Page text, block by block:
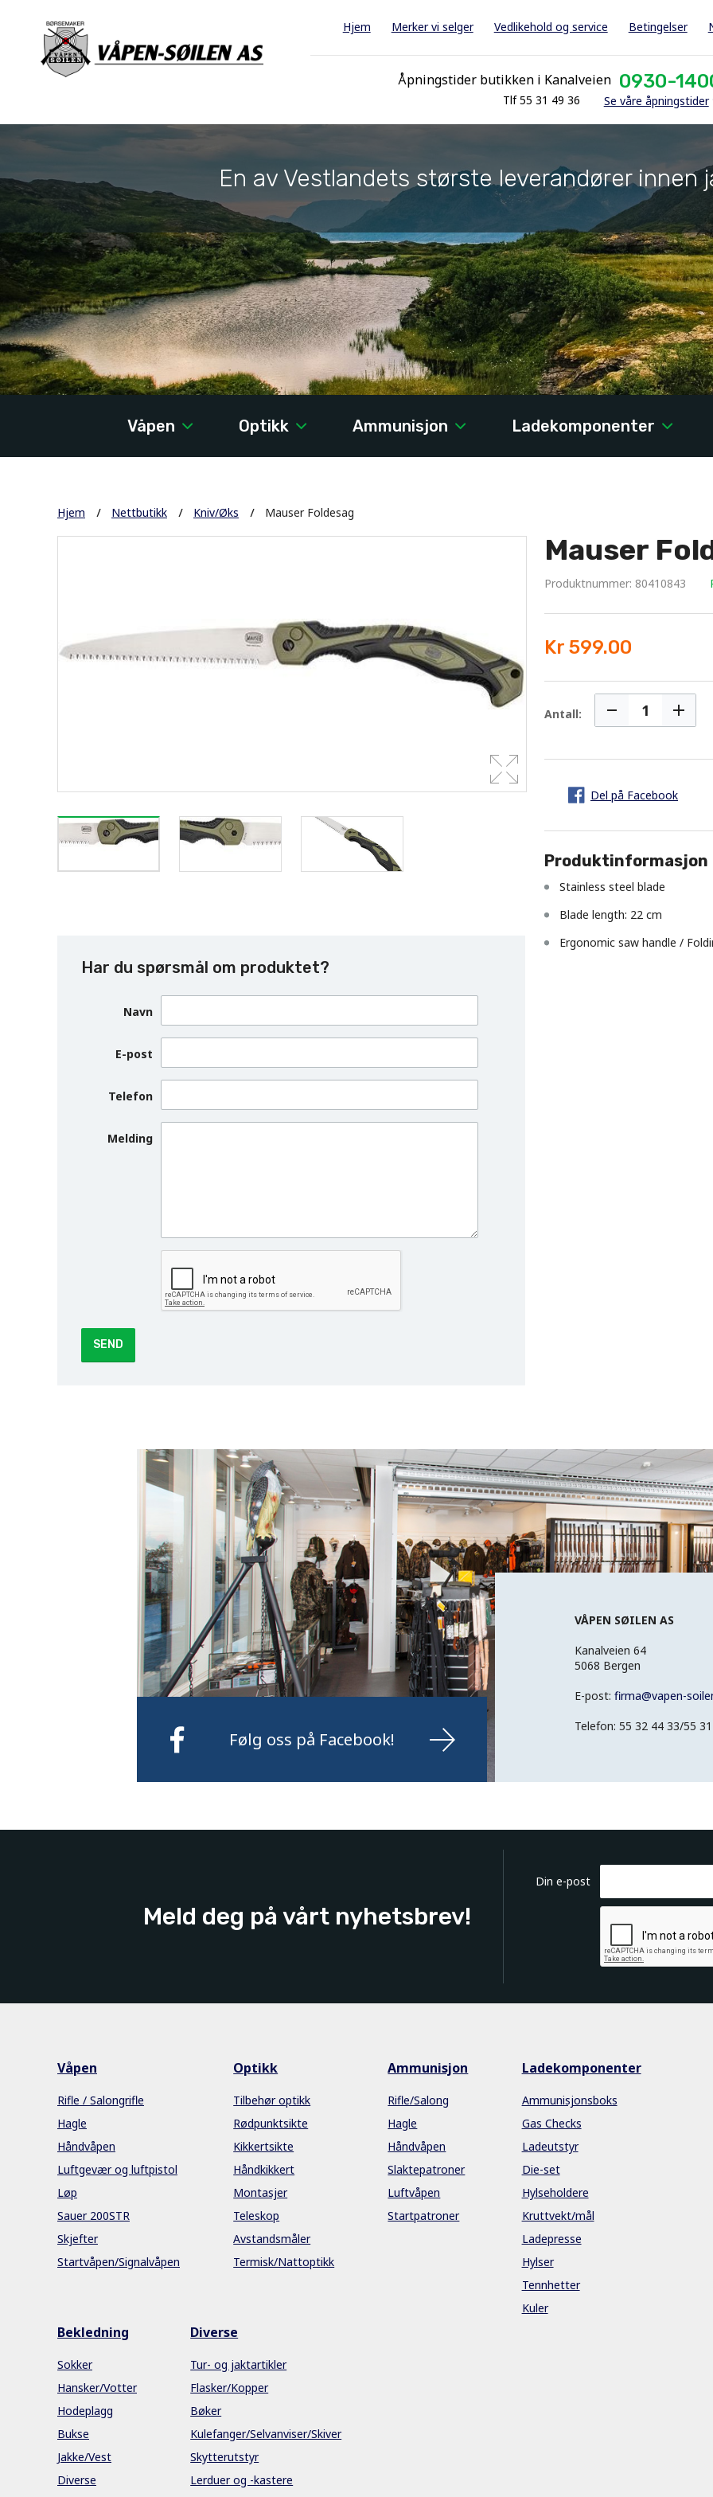
Hjem Merker vi selger Vedlikehold og service Betingelser
Åpningstider butikken i Kanalveien 0930-
Tlf 55 31 49 36 Se våre åpningstider
En av Vestlandets største leverandører innen
Våpen Optikk Ammunisjon Ladekomponenter
Hjem Nettbutikk Kniv/Øks Mauser Foldesag
Har du spørsmål om produktet?
Navn
E-post
Telefon
Melding
SEND
Mauser
Produktnummer: 80410843
Kr 599.00
Antall:
Del på Facebook
Produktinformasjon
Stainless steel blade
Blade length: 22 cm
Ergonomic saw handle /
Følg oss på Facebook!
VÅPEN SØILEN AS
Kanalveien 64
5068 Bergen
E-post: firma@vapen-
Telefon: 55 32 44 33/55
Meld deg på vårt nyhetsbrev!
Din e-post
Våpen
Rifle / Salongrifle
Hagle
Håndvåpen
Luftgevær og luftpistol
Løp
Sauer 200STR
Skjefter
Startvåpen/Signalvåpen
Optikk
Tilbehør optikk
Rødpunktsikte
Kikkertsikte
Håndkikkert
Montasjer
Teleskop
Avstandsmåler
Termisk/Nattoptikk
Ammunisjon
Rifle/Salong
Hagle
Håndvåpen
Slaktepatroner
Luftvåpen
Startpatroner
Ladekomponenter
Ammunisjonsboks
Gas Checks
Ladeutstyr
Die-set
Hylseholdere
Kruttvekt/mål
Ladepresse
Hylser
Tennhetter
Kuler
Bekledning
Sokker
Hansker/Votter
Hodeplagg
Bukse
Jakke/Vest
Diverse
Diverse
Tur- og jaktartikler
Flasker/Kopper
Bøker
Kulefanger/Selvanviser/Skiver
Skytterutstyr
Lerduer og -kastere